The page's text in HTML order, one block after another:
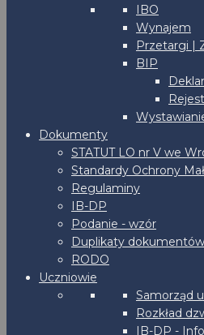
IBO
Wynajem
Przetargi |
BIP
Dokumenty
STATUT LO nr V we
Standardy Ochrony
Regulaminy
IB-DP
Podanie - wzór
Duplikaty dokumentów
RODO
Uczniowie
Samorząd
Rozkład
IB-DP -